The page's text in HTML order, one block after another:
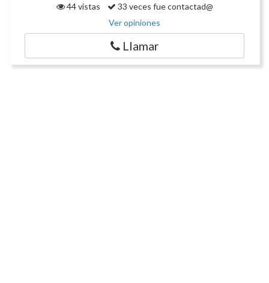
44 vistas
33 veces fue contactad@
Ver opiniones
Llamar